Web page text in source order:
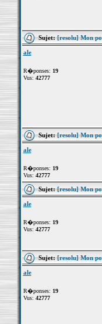
Sujet:[resolu] Mon
ale
R�ponses: 19
Vus: 42777
Sujet:[resolu] Mon
ale
R�ponses: 19
Vus: 42777
Sujet:[resolu] Mon
ale
R�ponses: 19
Vus: 42777
Sujet:[resolu] Mon
ale
R�ponses: 19
Vus: 42777